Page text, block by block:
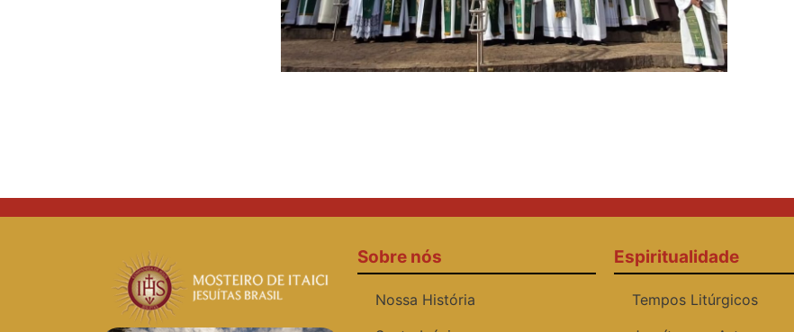
Sobre nós
Nossa História
Espiritualidade
Tempos Litúrgicos